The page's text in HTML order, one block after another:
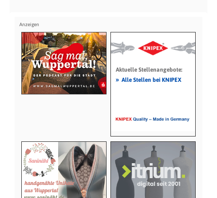
Aktuelle Stellenangebote:
» Alle Stellen bei KNIPEX